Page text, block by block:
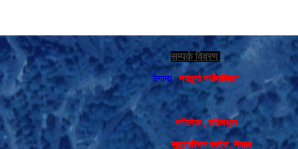
सम्पर्क विवरण
ठेगाना :नवदुर्गा गाउँपालिका
मणिलेक , डडेलधुरा
सुदूरपश्चिम प्रदेश, नेपाल